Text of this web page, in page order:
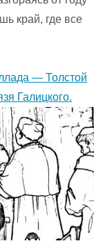
край, где все
— Толстой
Галицкого.